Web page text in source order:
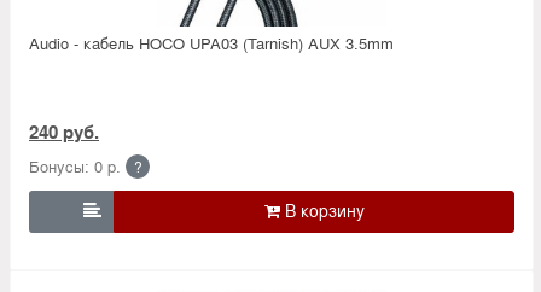
Audio - кабель HOCO UPA03 (Tarnish) AUX 3.5mm
240 руб.
Бонусы: 0 р. ?
